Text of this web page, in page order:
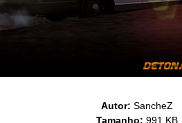
Autor: SancheZ
Tamanho: 991 KB